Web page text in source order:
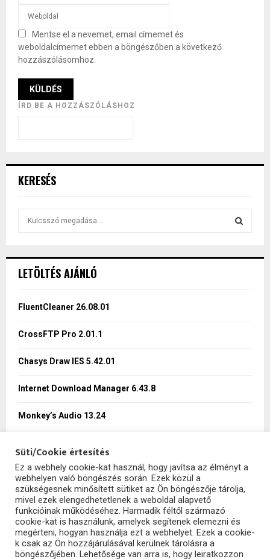
Mentse el a nevemet, email címemet és
weboldalcímemet ebben a böngészőben a következő
hozzászólásomhoz.
ÍRD BE A HOZZÁSZÓLÁSHOZ
KERESÉS
h
o
:
LETÖLTÉS AJÁNLÓ
FluentCleaner 26.08.01
CrossFTP Pro 2.01.1
Chasys Draw IES 5.42.01
Internet Download Manager 6.43.8
Monkey’s Audio 13.24
SzoftHub
Süti/Cookie értesítés
Ez a webhely cookie-kat használ, hogy javítsa az élményt a
webhelyen való böngészés során. Ezek közül a
szükségesnek minősített sütiket az Ön böngészője tárolja,
mivel ezek elengedhetetlenek a weboldal alapvető
funkcióinak működéséhez. Harmadik féltől származó
cookie-kat is használunk, amelyek segítenek elemezni és
megérteni, hogyan használja ezt a webhelyet. Ezek a cookie-
k csak az Ön hozzájárulásával kerülnek tárolásra a
böngészőjében. Lehetősége van arra is, hogy leiratkozzon